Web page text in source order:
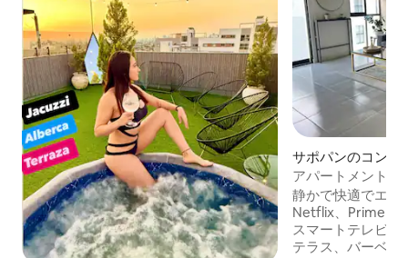
サポパンのコンド
アパートメント
ジム、テラス
静かで快適でエレ
Netflix、Prime
スマートテレビが
テラス、バーベキ